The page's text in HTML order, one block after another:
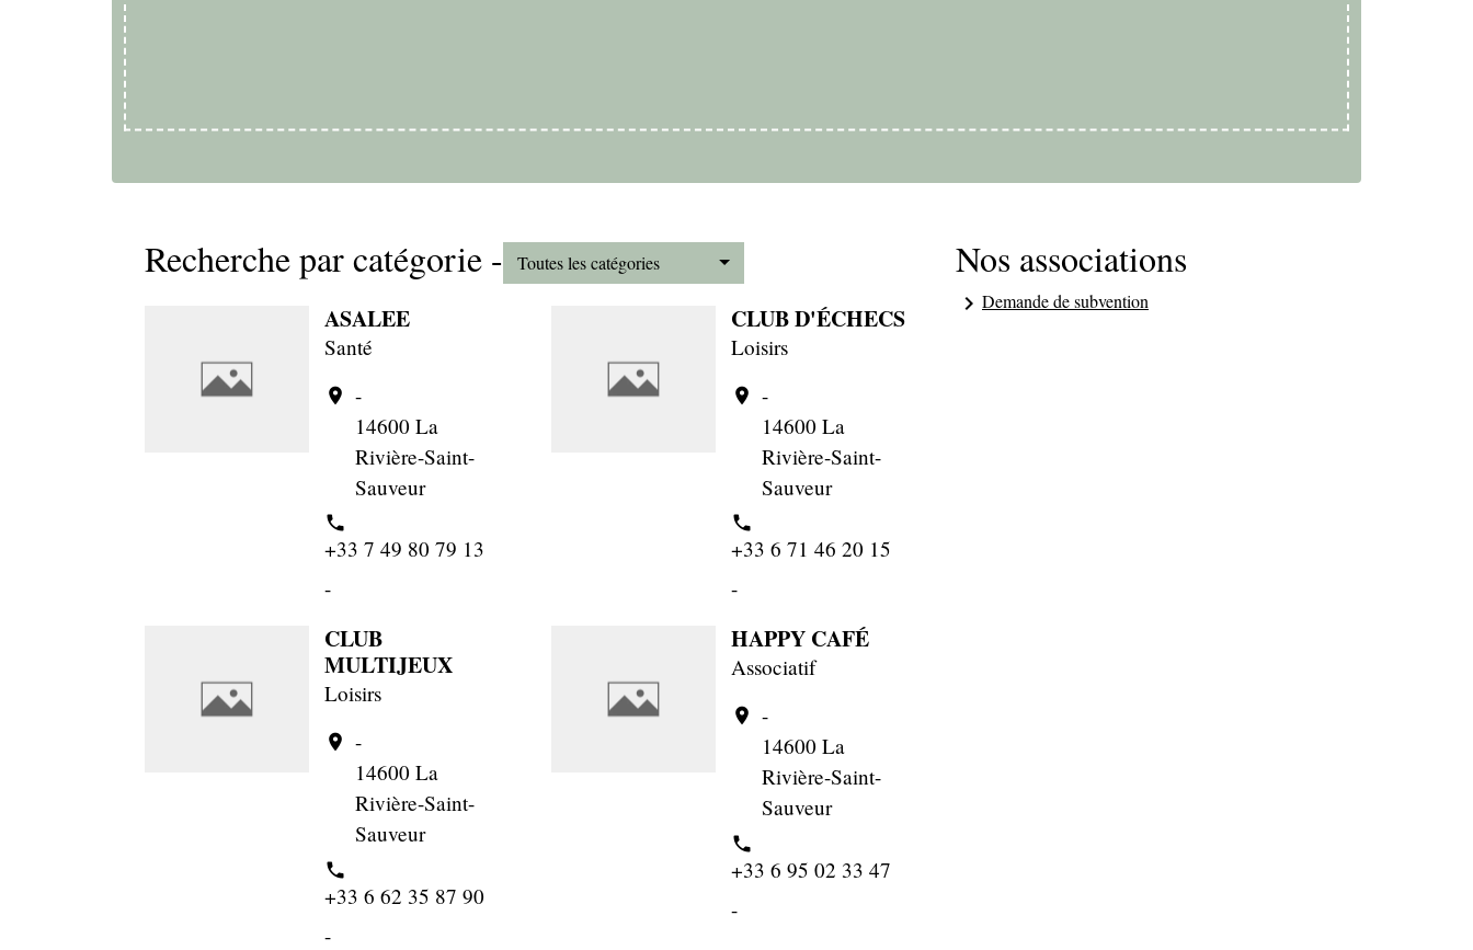
Recherche par catégorie - Toutes les catégories
ASALEE
Santé
location_on -
14600 La
Rivière-Saint-
Sauveur
phone
+33 7 49 80 79 13
-
CLUB D'ÉCHECS
Loisirs
location_on -
14600 La
Rivière-Saint-
Sauveur
phone
+33 6 71 46 20 15
-
CLUB
MULTIJEUX
Loisirs
location_on -
14600 La
Rivière-Saint-
Sauveur
phone
+33 6 62 35 87 90
-
HAPPY CAFÉ
Associatif
location_on -
14600 La
Rivière-Saint-
Sauveur
phone
+33 6 95 02 33 47
-
Nos associations
keyboard_arrow_right Demande de subvention